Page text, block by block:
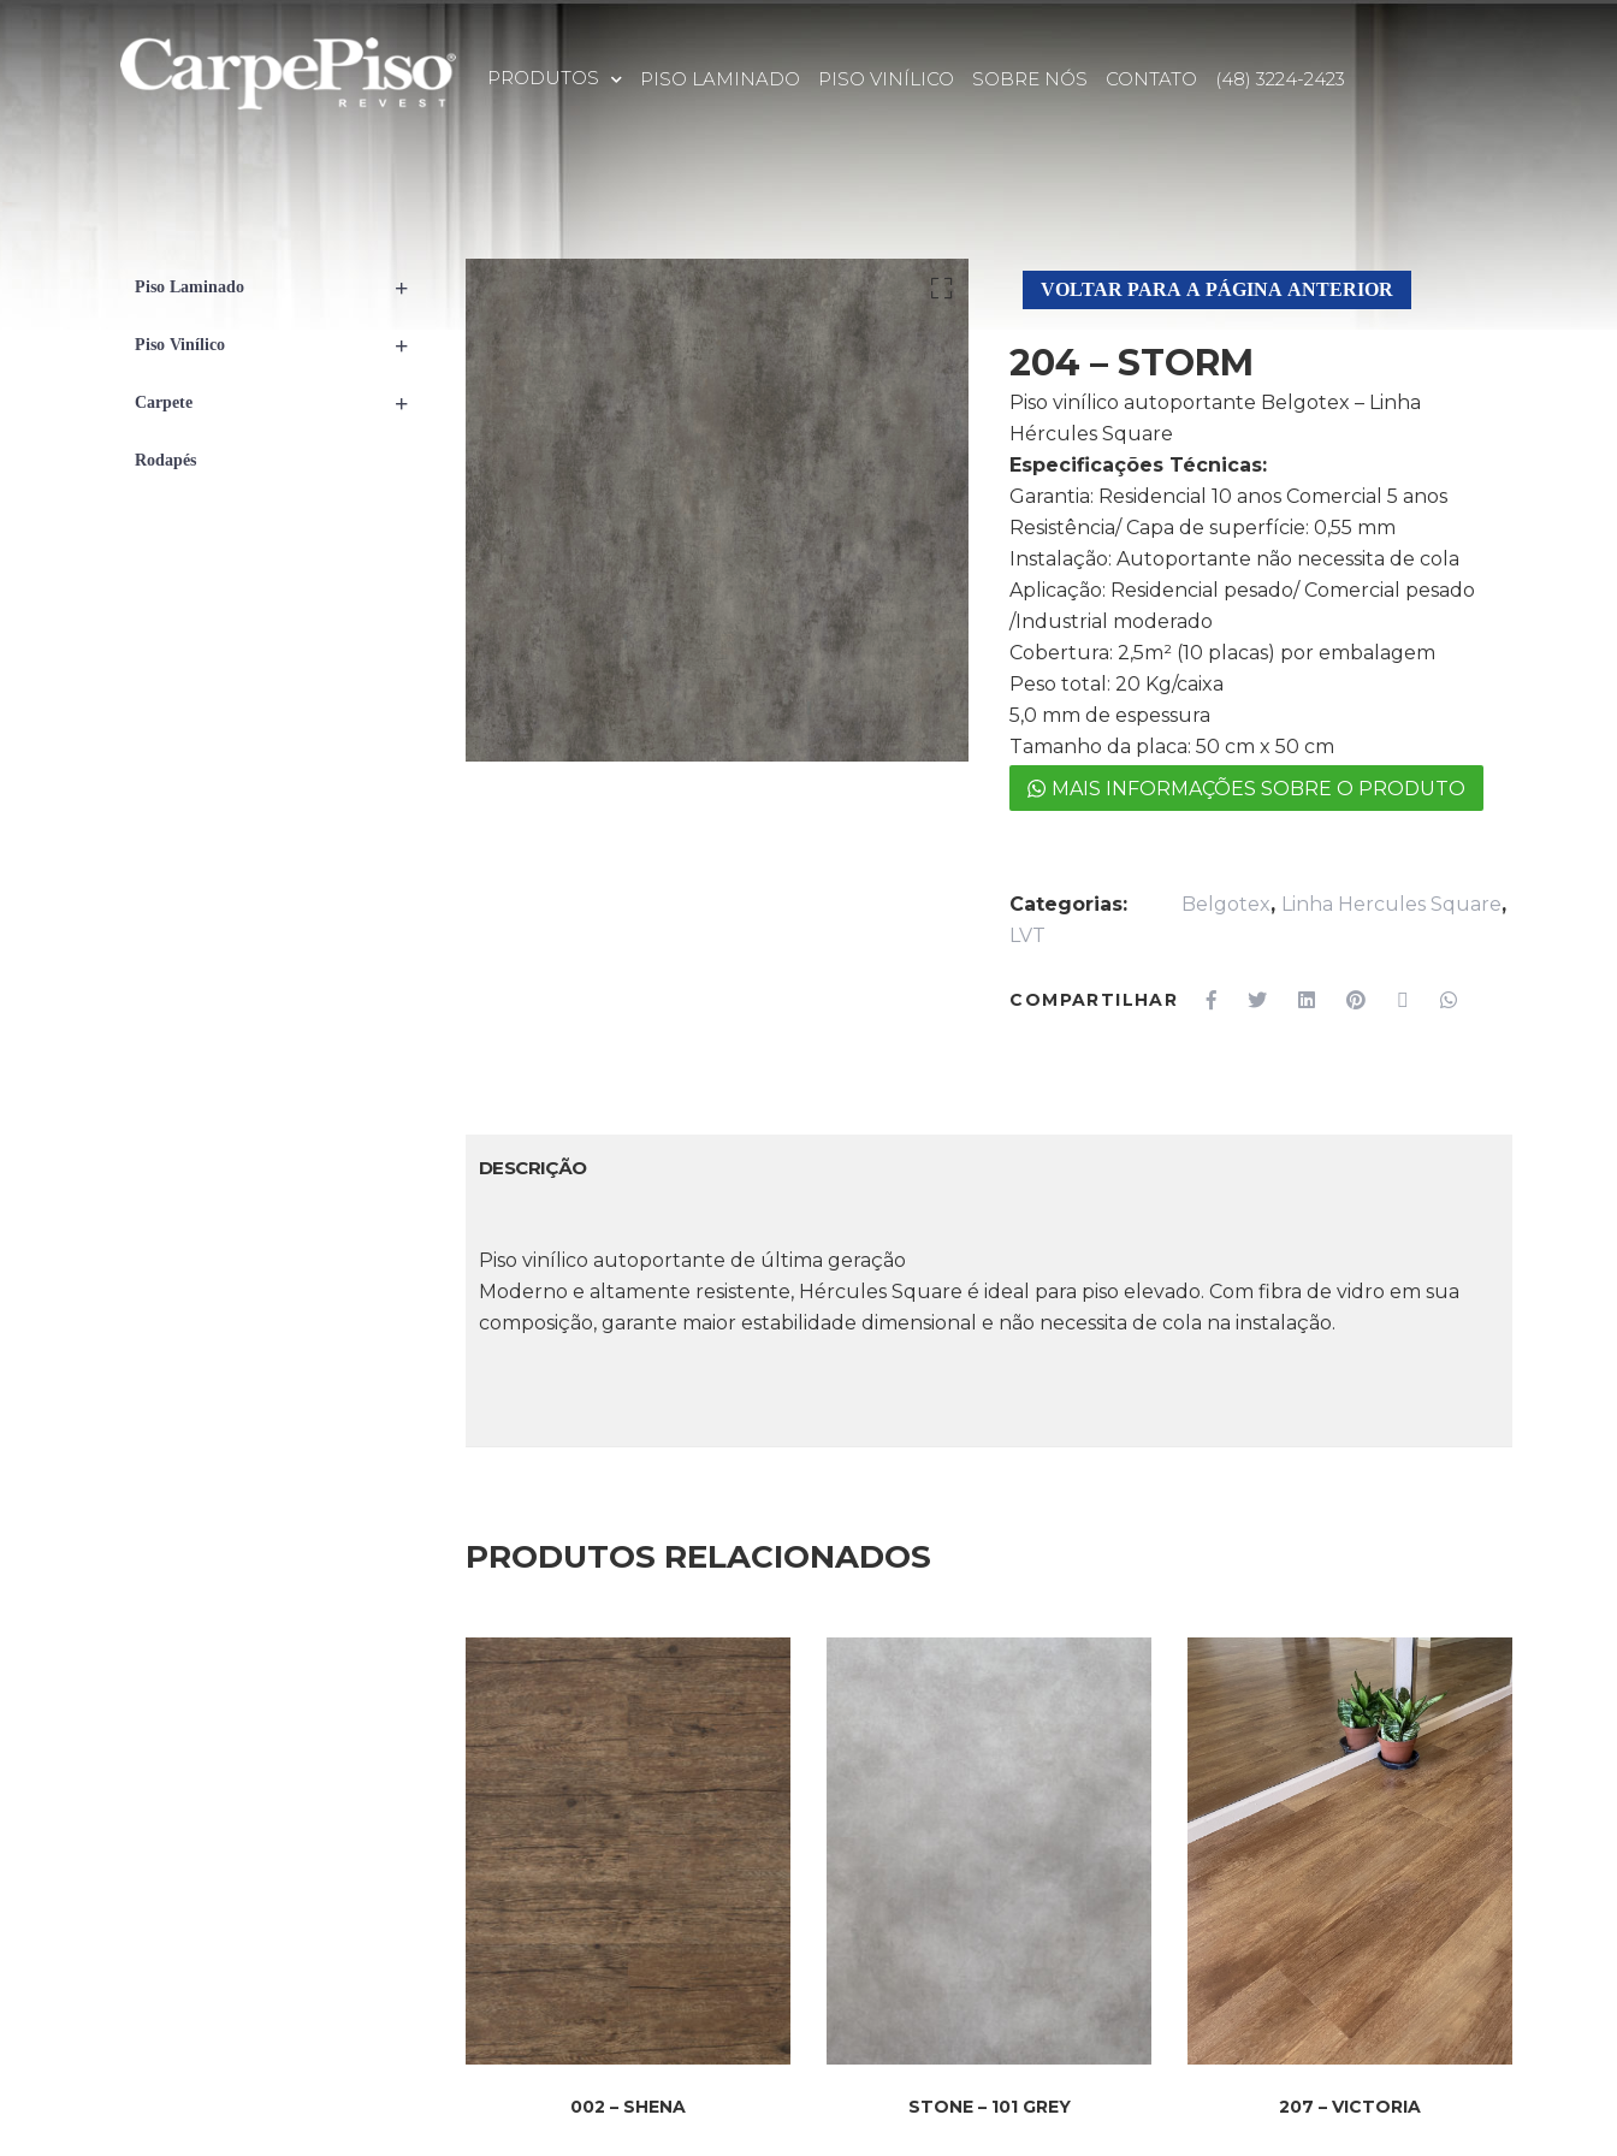
PRODUTOS PISO LAMINADO PISO VINÍLICO SOBRE NÓS CONTATO (48) 3224-2423
VOLTAR PARA A PÁGINA ANTERIOR
204 – STORM
Piso vinílico autoportante Belgotex – Linha
Hércules Square
Especificações Técnicas:
Garantia: Residencial 10 anos Comercial 5 anos
Resistência/ Capa de superfície: 0,55 mm
Instalação: Autoportante não necessita de cola
Aplicação: Residencial pesado/ Comercial pesado
/Industrial moderado
Cobertura: 2,5m² (10 placas) por embalagem
Peso total: 20 Kg/caixa
5,0 mm de espessura
Tamanho da placa: 50 cm x 50 cm
MAIS INFORMAÇÕES SOBRE O PRODUTO
Categorias: Belgotex, Linha Hercules Square,
LVT
COMPARTILHAR
DESCRIÇÃO
Piso vinílico autoportante de última geração
Moderno e altamente resistente, Hércules Square é ideal para piso elevado. Com fibra de vidro em sua
composição, garante maior estabilidade dimensional e não necessita de cola na instalação.
PRODUTOS RELACIONADOS
002 – SHENA STONE – 101 GREY 207 – VICTORIA
+
Piso Laminado
+
Piso Vinílico
+
Carpete
Rodapés